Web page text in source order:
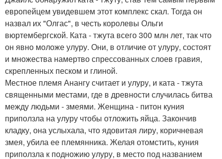
европейцем увидевшем этот комплекс скал. Тогда он
назвал их "Олгас", в честь королевы Ольги
вюртембергской. Ката - тжута всего 300 млн лет, так что
он явно моложе улуру. Они, в отличие от улуру, состоят
и множества намертво спрессованных слоев гравия,
скрепленных песком и глиной.
Местное племя Анангу считает и улуру, и ката - тжута
священными местами, где в древности случилась битва
между людьми - змеями. Женщина - питон куния
приползла на улуру чтобы отложить яйца. Закончив
кладку, она услыхала, что ядовитая лиру, коричневая
змея, убила ее племянника. Желая отомстить, куния
приползла к подножию улуру, в место под названием